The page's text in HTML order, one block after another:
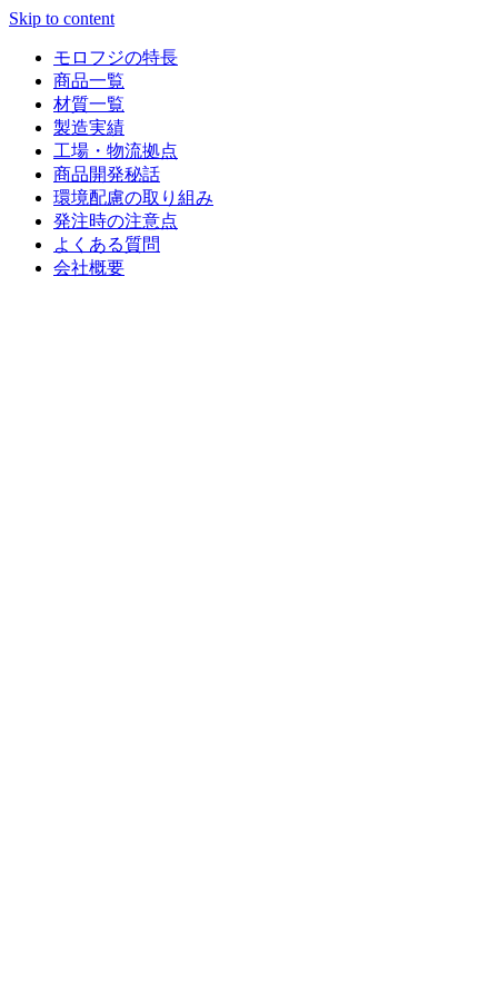
Skip to content
モロフジの特長
商品一覧
材質一覧
製造実績
工場・物流拠点
商品開発秘話
環境配慮の取り組み
発注時の注意点
よくある質問
会社概要